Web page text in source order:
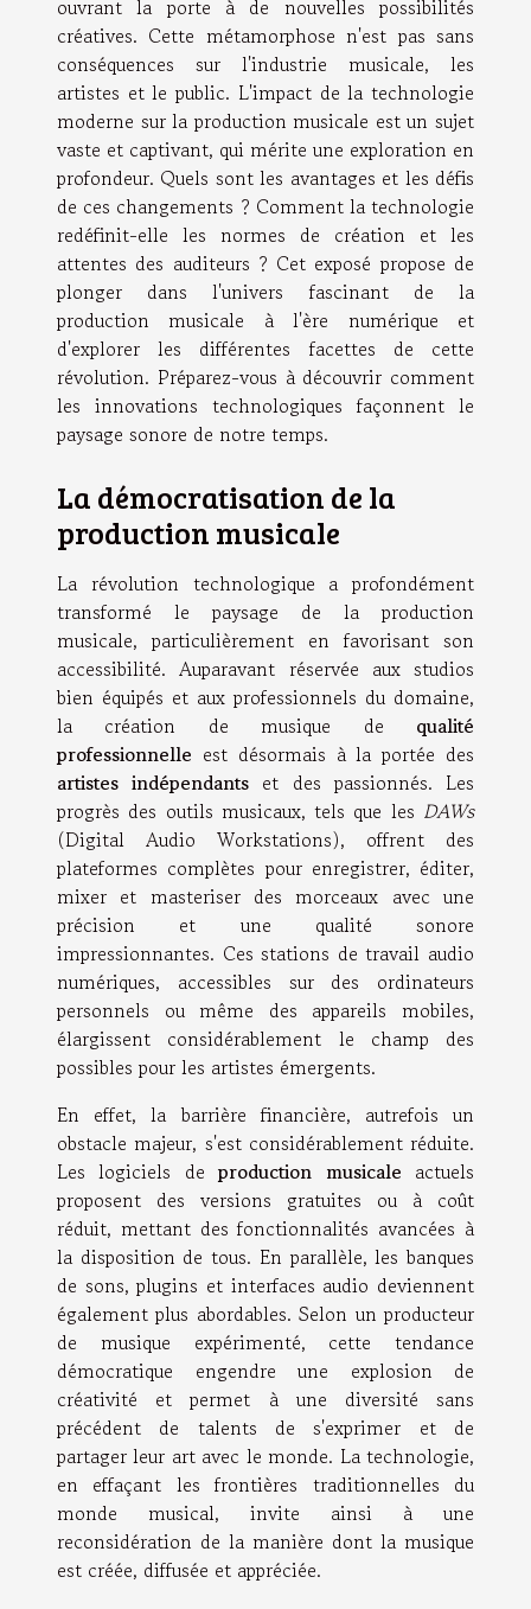
ouvrant la porte à de nouvelles possibilités
créatives. Cette métamorphose n'est pas sans
conséquences sur l'industrie musicale, les
artistes et le public. L'impact de la technologie
moderne sur la production musicale est un sujet
vaste et captivant, qui mérite une exploration en
profondeur. Quels sont les avantages et les défis
de ces changements ? Comment la technologie
redéfinit-elle les normes de création et les
attentes des auditeurs ? Cet exposé propose de
plonger dans l'univers fascinant de la
production musicale à l'ère numérique et
d'explorer les différentes facettes de cette
révolution. Préparez-vous à découvrir comment
les innovations technologiques façonnent le
paysage sonore de notre temps.
La démocratisation de la
production musicale
La révolution technologique a profondément
transformé le paysage de la production
musicale, particulièrement en favorisant son
accessibilité. Auparavant réservée aux studios
bien équipés et aux professionnels du domaine,
la création de musique de qualité
professionnelle est désormais à la portée des
artistes indépendants et des passionnés. Les
progrès des outils musicaux, tels que les DAWs
(Digital Audio Workstations), offrent des
plateformes complètes pour enregistrer, éditer,
mixer et masteriser des morceaux avec une
précision et une qualité sonore
impressionnantes. Ces stations de travail audio
numériques, accessibles sur des ordinateurs
personnels ou même des appareils mobiles,
élargissent considérablement le champ des
possibles pour les artistes émergents.
En effet, la barrière financière, autrefois un
obstacle majeur, s'est considérablement réduite.
Les logiciels deproduction musicale actuels
proposent des versions gratuites ou à coût
réduit, mettant des fonctionnalités avancées à
la disposition de tous. En parallèle, les banques
de sons, plugins et interfaces audio deviennent
également plus abordables. Selon un producteur
de musique expérimenté, cette tendance
démocratique engendre une explosion de
créativité et permet à une diversité sans
précédent de talents de s'exprimer et de
partager leur art avec le monde. La technologie,
en effaçant les frontières traditionnelles du
monde musical, invite ainsi à une
reconsidération de la manière dont la musique
est créée, diffusée et appréciée.